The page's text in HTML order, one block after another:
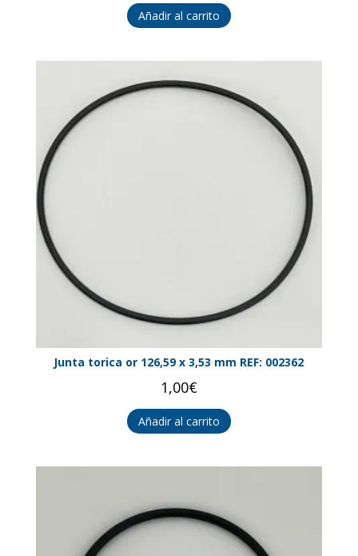
Añadir al carrito
Junta torica or 126,59 x 3,53 mm REF: 002362
1,00€
Añadir al carrito